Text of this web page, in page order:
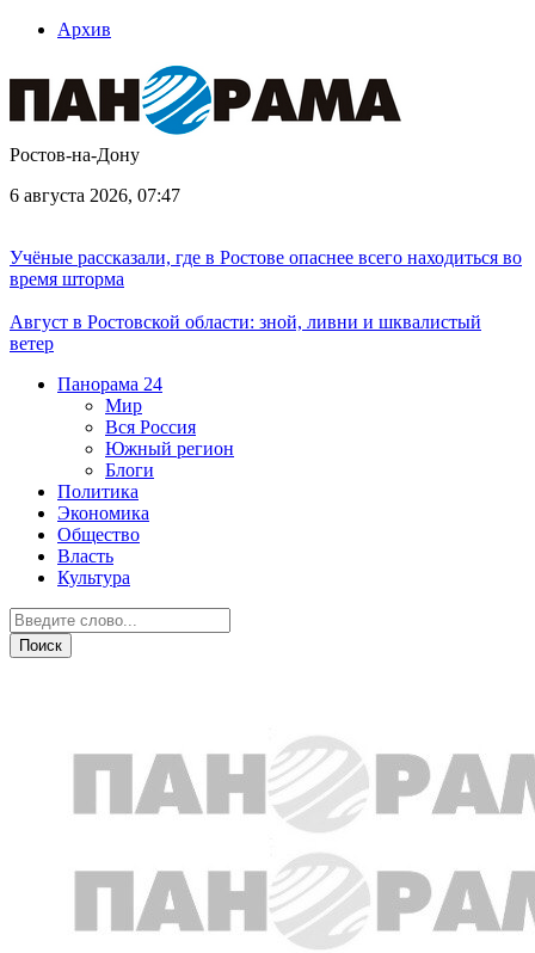
Архив
Ростов-на-Дону
6 августа 2026, 07:47
Учёные рассказали, где в Ростове опаснее всего находиться во
время шторма
Август в Ростовской области: зной, ливни и шквалистый
ветер
Панорама 24
Мир
Вся Россия
Южный регион
Блоги
Политика
Экономика
Общество
Власть
Культура